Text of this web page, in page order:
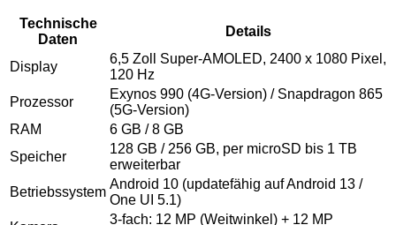
Technische
Daten
Details
Display
6,5 Zoll Super-AMOLED, 2400 x 1080 Pixel,
120 Hz
Prozessor
Exynos 990 (4G-Version) / Snapdragon 865
(5G-Version)
RAM
6 GB / 8 GB
Speicher
128 GB / 256 GB, per microSD bis 1 TB
erweiterbar
Betriebssystem
Android 10 (updatefähig auf Android 13 /
One UI 5.1)
3-fach: 12 MP (Weitwinkel) + 12 MP